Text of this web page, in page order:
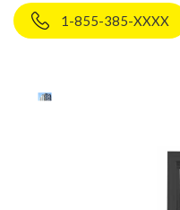
1-855-385-XXXX